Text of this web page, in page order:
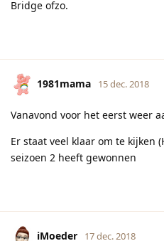
Bridge ofzo.
1981mama 15 dec. 2018
Vanavond voor het eerst weer
Er staat veel klaar om te kijken
seizoen 2 heeft gewonnen
iMoeder 17 dec. 2018